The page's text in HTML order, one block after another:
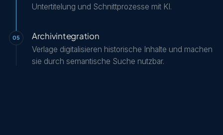
Untertitelung und Schnittprozesse mit KI.
05 Archivintegration
Verlage digitalisieren historische Inhalte und machen
sie durch semantische Suche nutzbar.